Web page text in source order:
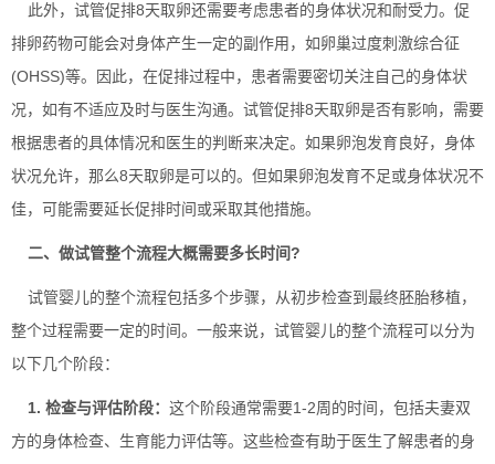
此外，试管促排8天取卵还需要考虑患者的身体状况和耐受力。促
排卵药物可能会对身体产生一定的副作用，如卵巢过度刺激综合征
(OHSS)等。因此，在促排过程中，患者需要密切关注自己的身体状
况，如有不适应及时与医生沟通。试管促排8天取卵是否有影响，需要
根据患者的具体情况和医生的判断来决定。如果卵泡发育良好，身体
状况允许，那么8天取卵是可以的。但如果卵泡发育不足或身体状况不
佳，可能需要延长促排时间或采取其他措施。
二、做试管整个流程大概需要多长时间?
试管婴儿的整个流程包括多个步骤，从初步检查到最终胚胎移植，
整个过程需要一定的时间。一般来说，试管婴儿的整个流程可以分为
以下几个阶段：
1. 检查与评估阶段： 这个阶段通常需要1-2周的时间，包括夫妻双
方的身体检查、生育能力评估等。这些检查有助于医生了解患者的身